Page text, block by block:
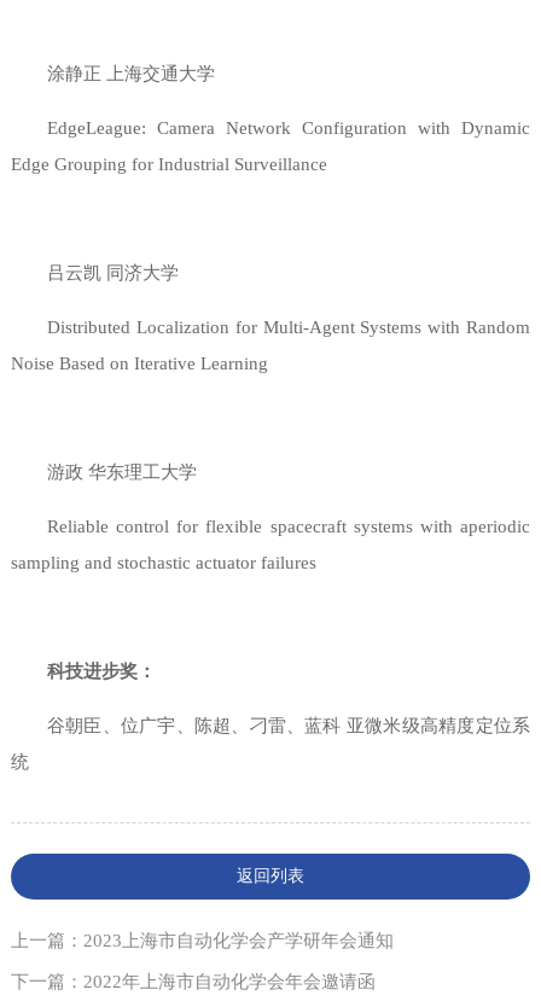
涂静正 上海交通大学
EdgeLeague: Camera Network Configuration with Dynamic
Edge Grouping for Industrial Surveillance
吕云凯 同济大学
Distributed Localization for Multi-Agent Systems with Random
Noise Based on Iterative Learning
游政 华东理工大学
Reliable control for flexible spacecraft systems with aperiodic
sampling and stochastic actuator failures
科技进步奖：
谷朝臣、位广宇、陈超、刁雷、蓝科 亚微米级高精度定位系
统
返回列表
上一篇：2023上海市自动化学会产学研年会通知
下一篇：2022年上海市自动化学会年会邀请函